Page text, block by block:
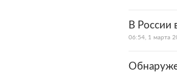
В России
06:54, 1 марта